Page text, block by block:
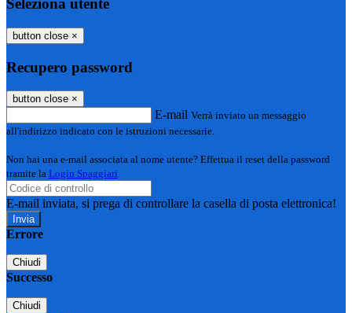
Seleziona utente
button close ×
Recupero password
button close ×
E-mail Verrà inviato un messaggio
all'indirizzo indicato con le istruzioni necessarie.
Non hai una e-mail associata al nome utente? Effettua il reset della password
tramite la Login Spaggiari
E-mail inviata, si prega di controllare la casella di posta elettronica!
Errore
Chiudi
Successo
Chiudi